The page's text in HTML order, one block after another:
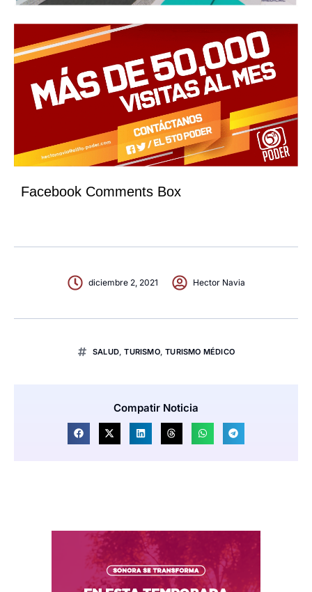
Facebook Comments Box
diciembre 2, 2021 Hector Navia
SALUD,TURISMO,TURISMO MÉDICO
Compatir Noticia